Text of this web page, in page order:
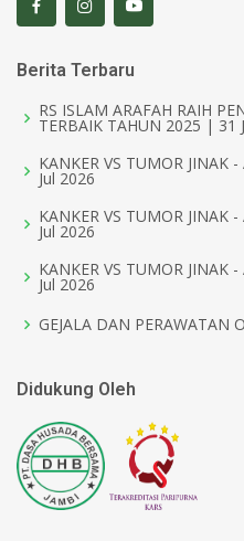
Berita Terbaru
RS ISLAM ARAFAH RAIH
TERBAIK TAHUN 2025 | 31
KANKER VS TUMOR JINAK
Jul 2026
KANKER VS TUMOR JINAK
Jul 2026
KANKER VS TUMOR JINAK
Jul 2026
GEJALA DAN PERAWATAN
Didukung Oleh